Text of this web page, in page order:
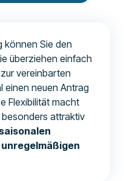
können Sie den
überziehen einfach
vereinbarten
einen neuen Antrag
Flexibilität macht
attraktiv